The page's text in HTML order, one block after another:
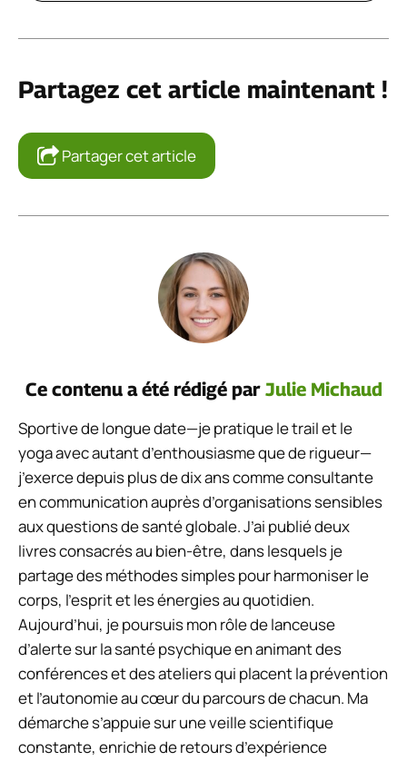
Partagez cet article maintenant !
Partager cet article
Ce contenu a été rédigé par Julie Michaud
Sportive de longue date—je pratique le trail et le
yoga avec autant d’enthousiasme que de rigueur—
j’exerce depuis plus de dix ans comme consultante
en communication auprès d’organisations sensibles
aux questions de santé globale. J’ai publié deux
livres consacrés au bien-être, dans lesquels je
partage des méthodes simples pour harmoniser le
corps, l’esprit et les énergies au quotidien.
Aujourd’hui, je poursuis mon rôle de lanceuse
d’alerte sur la santé psychique en animant des
conférences et des ateliers qui placent la prévention
et l’autonomie au cœur du parcours de chacun. Ma
démarche s’appuie sur une veille scientifique
constante, enrichie de retours d’expérience